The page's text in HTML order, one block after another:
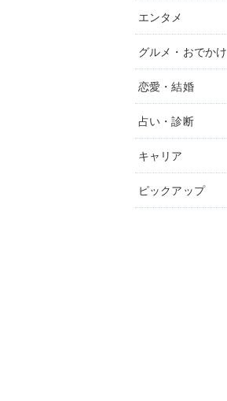
エンタメ
グルメ・おでかけ
恋愛・結婚
占い・診断
キャリア
ピックアップ